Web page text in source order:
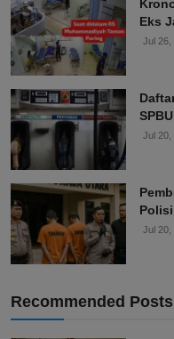
Eks
Jul 26,
Jul 20,
Jul 20,
Recommended Posts